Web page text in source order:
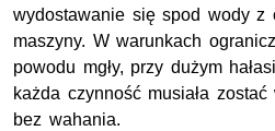
wydostawanie się spod wody z
maszyny. W warunkach
powodu mgły, przy dużym
każda czynność musiała
bez wahania.